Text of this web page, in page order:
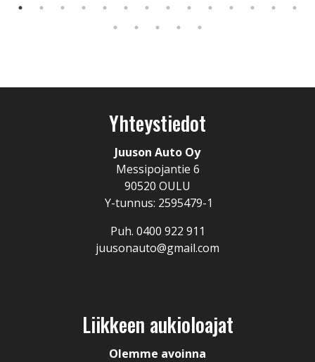
Yhteystiedot
Juuson Auto Oy
Messipojantie 6
90520 OULU
Y-tunnus: 2595479-1
Puh. 0400 922 911
juusonauto@gmail.com
Liikkeen aukioloajat
Olemme avoinna